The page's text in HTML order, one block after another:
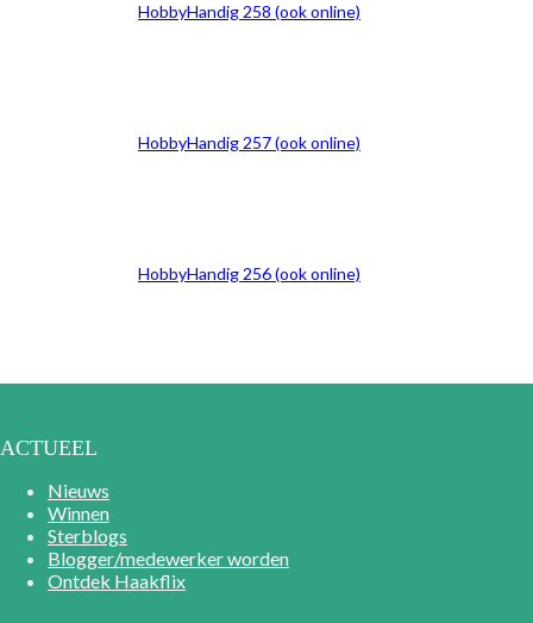
HobbyHandig 258 (ook online)
HobbyHandig 257 (ook online)
HobbyHandig 256 (ook online)
ACTUEEL
Nieuws
Winnen
Sterblogs
Blogger/medewerker worden
Ontdek Haakflix